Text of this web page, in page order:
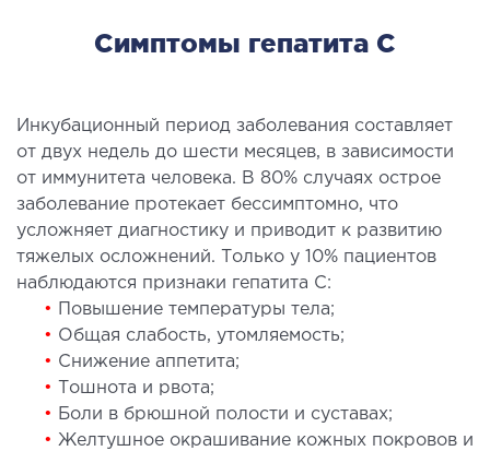
помощь в Киеве
сосудов
(ЭКГ)
диагностика
РЕЗОНАНСНАЯ
(МРТ)
органов
Симптомы гепатита С
Инкубационный период заболевания составляет
от двух недель до шести месяцев, в зависимости
от иммунитета человека. В 80% случаях острое
заболевание протекает бессимптомно, что
усложняет диагностику и приводит к развитию
тяжелых осложнений. Только у 10% пациентов
наблюдаются признаки гепатита С:
•
Повышение температуры тела;
• Общая слабость, утомляемость;
• Снижение аппетита;
•
Тошнота и рвота;
• Боли в брюшной полости и суставах;
• Желтушное окрашивание кожных покровов и